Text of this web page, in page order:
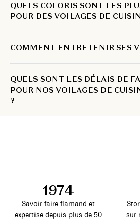
QUELS COLORIS SONT LES
POUR DES VOILAGES DE
COMMENT ENTRETENIR SES
QUELS SONT LES DÉLAIS DE
POUR NOS VOILAGES DE
?
1974
Savoir-faire flamand et
expertise depuis plus de 50
sur